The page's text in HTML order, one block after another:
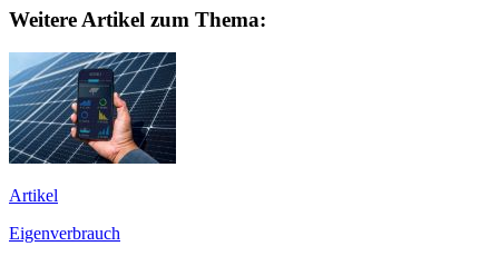
Weitere Artikel zum Thema:
Artikel
Eigenverbrauch